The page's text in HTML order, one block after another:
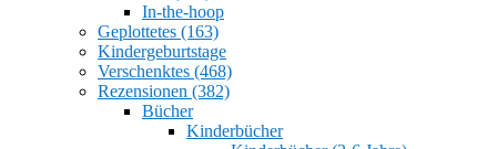
In-the-hoop
Geplottetes (163)
Kindergeburtstage
Verschenktes (468)
Rezensionen (382)
Bücher
Kinderbücher